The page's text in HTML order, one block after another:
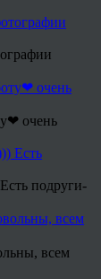
очень
подруги-
всем